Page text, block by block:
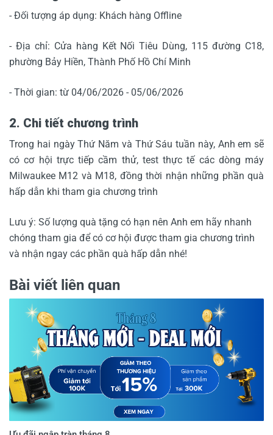
- Đối tượng áp dụng: Khách hàng Offline
- Địa chỉ: Cửa hàng Kết Nối Tiêu Dùng, 115 đường C18,
phường Bảy Hiền, Thành Phố Hồ Chí Minh
- Thời gian: từ 04/06/2026 - 05/06/2026
2. Chi tiết chương trình
Trong hai ngày Thứ Năm và Thứ Sáu tuần này, Anh em sẽ
có cơ hội trực tiếp cầm thử, test thực tế các dòng máy
Milwaukee M12 và M18, đồng thời nhận những phần quà
hấp dẫn khi tham gia chương trình
Lưu ý: Số lượng quà tặng có hạn nên Anh em hãy nhanh
chóng tham gia để có cơ hội được tham gia chương trình
và nhận ngay các phần quà hấp dẫn nhé!
Bài viết liên quan